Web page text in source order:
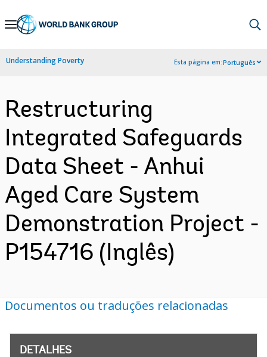
Skip
Navigation
Understanding Poverty Esta página em:Português
Restructuring
Integrated Safeguards
Data Sheet - Anhui
Aged Care System
Demonstration Project -
P154716 (Inglês)
Documentos ou traduções relacionadas
DETALHES